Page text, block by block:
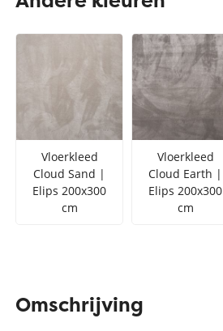
Vloerkleed zwart wit
Toon alles Kleuren
Toon alles Soorten
Toon alles Afmetingen
Toon alles Merken
Vloerkleed
Cloud Sand |
Elips 200x300
cm
Vloerkleed
Cloud Earth |
Elips 200x300
cm
Omschrijving